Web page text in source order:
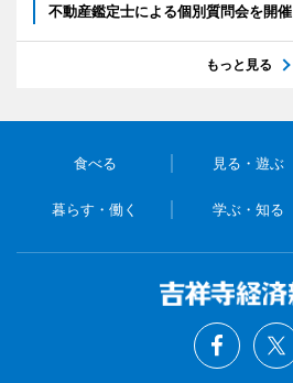
不動産鑑定士による個別質問会を開催
もっと見る
食べる 見る・遊ぶ
暮らす・働く 学ぶ・知る